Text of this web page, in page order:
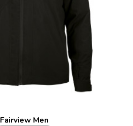
Fairview Men